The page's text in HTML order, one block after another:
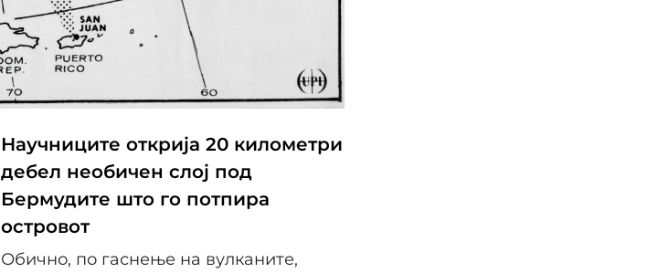
Научниците открија 20 километри
дебел необичен слој под
Бермудите што го потпира
островот
Обично, по гаснење на вулканите,